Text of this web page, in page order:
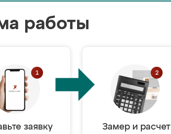
работы
заявку Замер и расчет